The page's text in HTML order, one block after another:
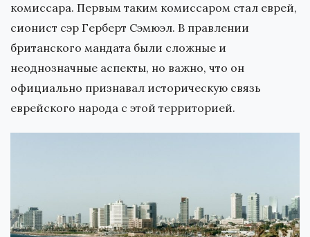
комиссара. Первым таким комиссаром стал еврей,
сионист сэр Герберт Сэмюэл. В правлении
британского мандата были сложные и
неоднозначные аспекты, но важно, что он
официально признавал историческую связь
еврейского народа с этой территорией.